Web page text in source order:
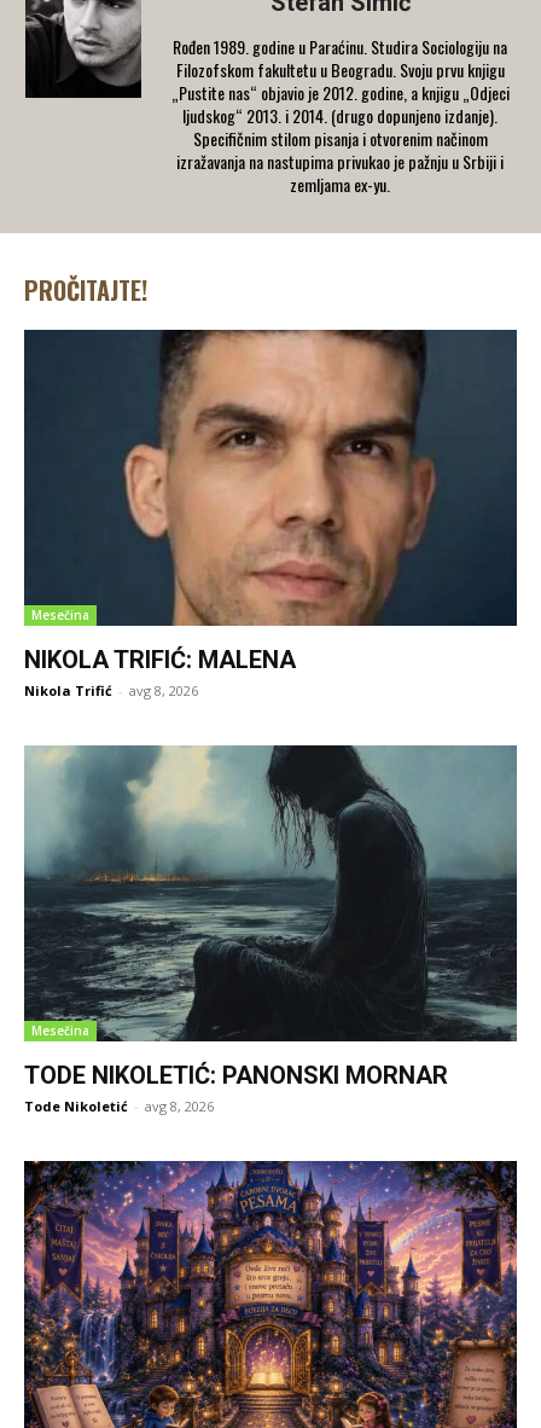
Rođen 1989. godine u Paraćinu. Studira Sociologiju na
Filozofskom fakultetu u Beogradu. Svoju prvu knjigu
„Pustite nas“ objavio je 2012. godine, a knjigu „Odjeci
ljudskog“ 2013. i 2014. (drugo dopunjeno izdanje).
Specifičnim stilom pisanja i otvorenim načinom
izražavanja na nastupima privukao je pažnju u Srbiji i
zemljama ex-yu.
PROČITAJTE!
Mesečina
NIKOLA TRIFIĆ: MALENA
Nikola Trifić - avg 8, 2026
Mesečina
TODE NIKOLETIĆ: PANONSKI MORNAR
Tode Nikoletić - avg 8, 2026